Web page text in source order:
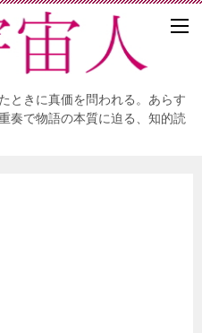
ときに真価を問われる。あらす
奏で物語の本質に迫る、知的読